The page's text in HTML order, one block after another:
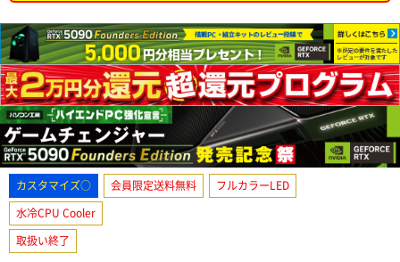
カスタマイズ○ 会員限定送料無料
フルカラーLED
水冷CPU Cooler
取扱い終了